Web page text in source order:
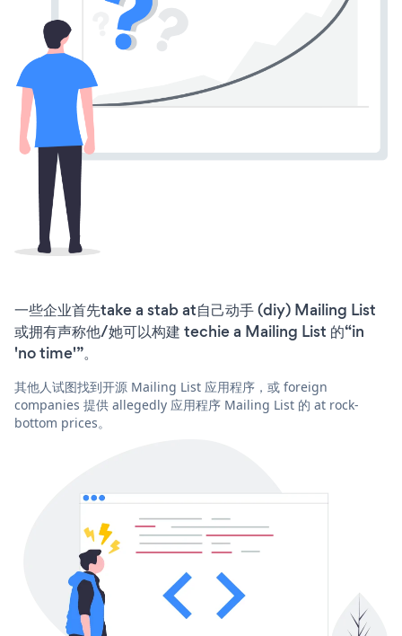
一些企业首先take a stab at自己动手 (diy) Mailing List
或拥有声称他/她可以构建 techie a Mailing List 的“in
'no time'”。
其他人试图找到开源 Mailing List 应用程序，或 foreign
companies 提供 allegedly 应用程序 Mailing List 的 at rock-
bottom prices。